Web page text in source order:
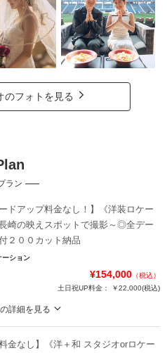
のフォトを見る
ラン
ドアップ料金なし！】《洋装ロケー
崎の映えスポットで撮影～◎全デー
２００カット納品
ーション
¥154,000 （税込）
土日祝UP料金：
￥22,000(税込)
詳細を見る
希望の場所での撮影をご案内可能！
ケーションで特別な一枚を残しません
金なし】《洋＋和 スタジオorロケー